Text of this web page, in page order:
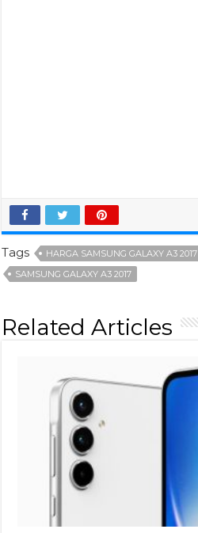
Tags HARGA SAMSUNG GALAXY A3 2017
SAMSUNG GALAXY A3 2017
Related Articles